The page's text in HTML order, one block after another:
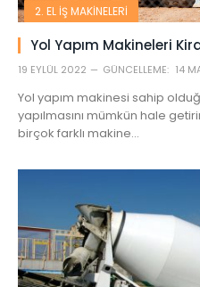
2. EL İŞ MAKINELERI
Yol Yapım Makineleri
19 EYLÜL 2022 GÜNCELLEME: 14
Yol yapım makinesi sahip
yapılmasını mümkün hale
birçok farklı makine…